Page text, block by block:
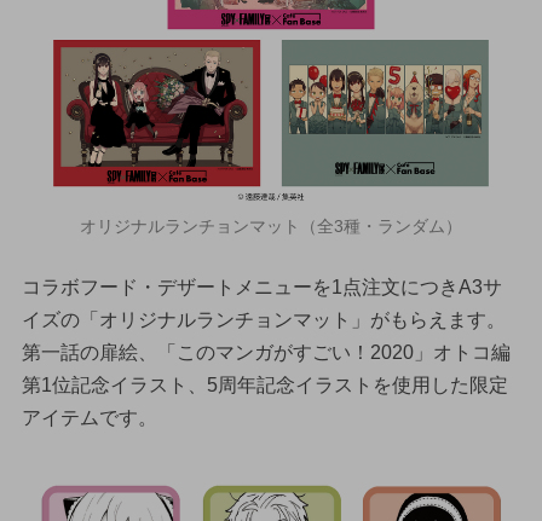
オリジナルランチョンマット（全3種・ランダム）
コラボフード・デザートメニューを1点注文につきA3サ
イズの「オリジナルランチョンマット」がもらえます。
第一話の扉絵、「このマンガがすごい！2020」オトコ編
第1位記念イラスト、5周年記念イラストを使用した限定
アイテムです。